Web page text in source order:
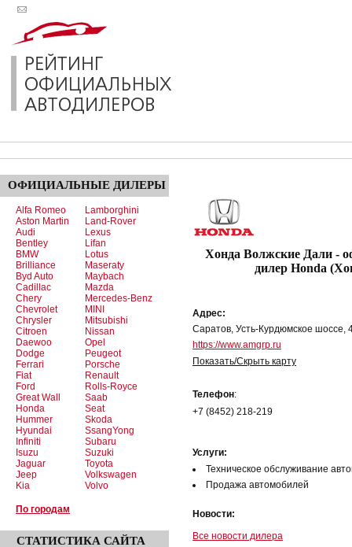
ОФИЦИАЛЬНЫЕ ДИЛЕРЫ
Alfa Romeo
Aston Martin
Audi
Bentley
BMW
Brilliance
Byd Auto
Cadillac
Chery
Chevrolet
Chrysler
Citroen
Daewoo
Dodge
Ferrari
Fiat
Ford
Great Wall
Honda
Hummer
Hyundai
Infiniti
Isuzu
Jaguar
Jeep
Kia
Lamborghini
Land-Rover
Lexus
Lifan
Lotus
Maseraty
Maybach
Mazda
Mercedes-Benz
MINI
Mitsubishi
Nissan
Opel
Peugeot
Porsche
Renault
Rolls-Royce
Saab
Seat
Skoda
SsangYong
Subaru
Suzuki
Toyota
Volkswagen
Volvo
По городам
СТАТИСТИКА САЙТА
Хонда Волжские Дали -
дилер Honda
Адрес:
Саратов, Усть-Курдюмское шоссе,
https://www.amgrp.ru
Показать/Скрыть карту
Телефон:
+7 (8452) 218-219
Услуги:
Техническое обслуживание
Продажа автомобилей
Новости:
Все новости дилера